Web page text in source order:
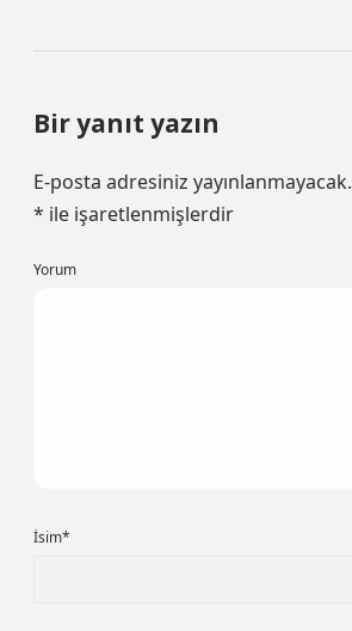
Bir yanıt yazın
E-posta adresiniz yayınlanmayacak.
* ile işaretlenmişlerdir
Yorum
İsim*